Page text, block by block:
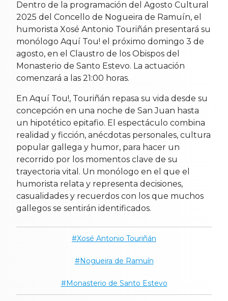
Dentro de la programación del Agosto Cultural
2025 del Concello de Nogueira de Ramuín, el
humorista Xosé Antonio Touriñán presentará su
monólogo Aquí Tou! el próximo domingo 3 de
agosto, en el Claustro de los Obispos del
Monasterio de Santo Estevo. La actuación
comenzará a las 21:00 horas.
En Aquí Tou!, Touriñán repasa su vida desde su
concepción en una noche de San Juan hasta
un hipotético epitafio. El espectáculo combina
realidad y ficción, anécdotas personales, cultura
popular gallega y humor, para hacer un
recorrido por los momentos clave de su
trayectoria vital. Un monólogo en el que el
humorista relata y representa decisiones,
casualidades y recuerdos con los que muchos
gallegos se sentirán identificados.
Xosé Antonio Touriñán
Nogueira de Ramuín
Monasterio de Santo Estevo